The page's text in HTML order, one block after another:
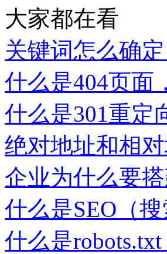
大家都在看
关键词怎么确定
什么是404页面
什么是301重定
绝对地址和相
企业为什么要
什么是SEO（
什么是